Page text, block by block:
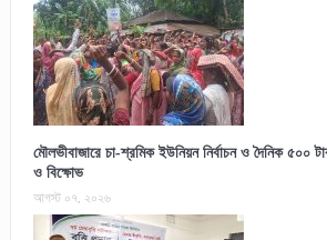
মৌলভীবাজারে চা-শ্রমিক ইউনিয়ন নির্বাচন ও দৈনিক ৫০০
ও বিক্ষোভ
আগস্ট ০৭, ২০২৬